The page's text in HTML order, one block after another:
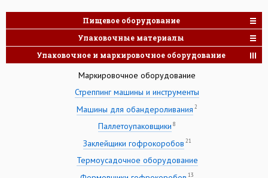
Пищевое оборудование
Упаковочные материалы
Упаковочное и маркировочное оборудование
Маркировочное оборудование
Стреппинг машины и инструменты
Машины для обандероливания 2
Паллетоупаковщики 8
Заклейщики гофрокоробов 21
Термоусадочное оборудование
13